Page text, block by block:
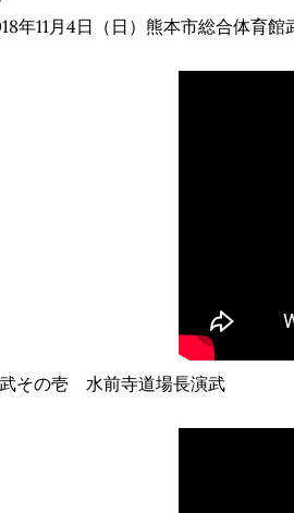
年11月4日（日）熊本市総合体育館
その壱 水前寺道場長演武